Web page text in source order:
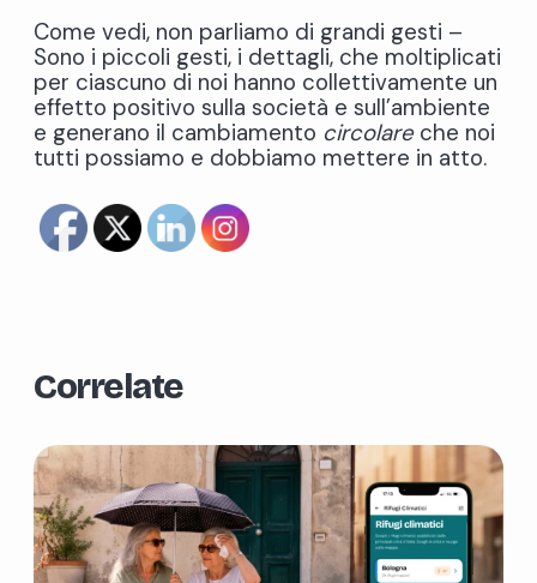
Come vedi, non parliamo di grandi gesti –
Sono i piccoli gesti, i dettagli, che moltiplicati
per ciascuno di noi hanno collettivamente un
effetto positivo sulla società e sull’ambiente
e generano il cambiamento circolare che noi
tutti possiamo e dobbiamo mettere in atto.
Correlate